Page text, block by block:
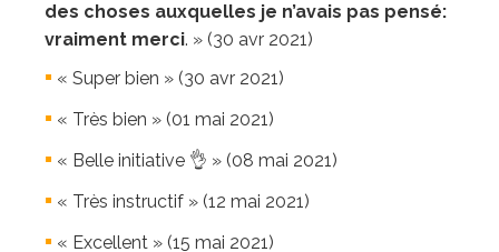
des choses auxquelles je n’avais pas pensé:
vraiment merci. » (30 avr 2021)
« Super bien » (30 avr 2021)
« Très bien » (01 mai 2021)
« Belle initiative 👌 » (08 mai 2021)
« Très instructif » (12 mai 2021)
« Excellent » (15 mai 2021)